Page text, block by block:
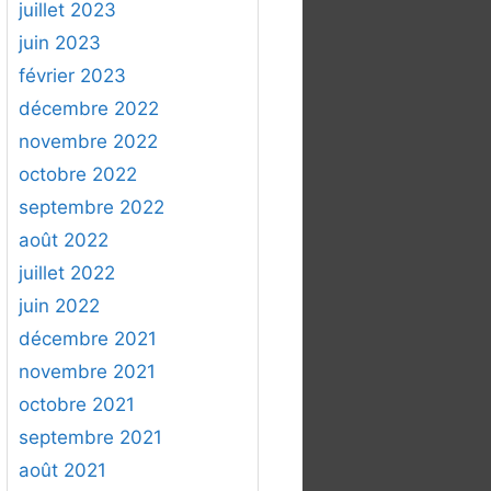
juillet 2023
juin 2023
février 2023
décembre 2022
novembre 2022
octobre 2022
septembre 2022
août 2022
juillet 2022
juin 2022
décembre 2021
novembre 2021
octobre 2021
septembre 2021
août 2021